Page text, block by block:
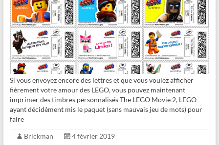
Si vous envoyez encore des lettres et que vous voulez afficher
fièrement votre amour des LEGO, vous pouvez maintenant
imprimer des timbres personnalisés The LEGO Movie 2, LEGO
ayant décidément mis le paquet (sans mauvais jeu de mots) pour
faire
Brickman
4 février 2019